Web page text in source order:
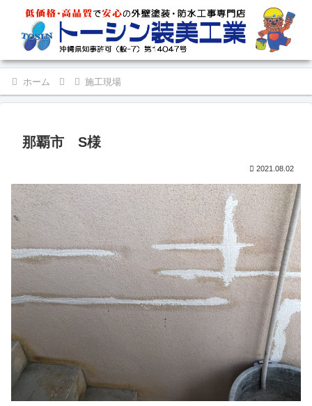
ホーム 施工現場
那覇市 S様
2021.08.02